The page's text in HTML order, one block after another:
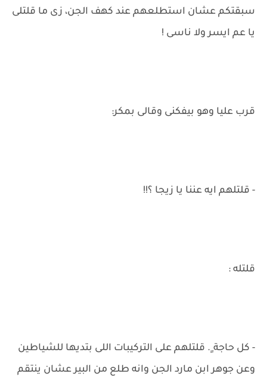
سبقتكم عشان استطلعهم عند كهف الجن، زى ما قلتلى
يا عم ايسر ولا ناسى !
قرب عليا وهو بيفكنى وقالى بمكر:
- قلتلهم ايه عننا يا زيجا ؟!!
قلتله :
- كل حاجة ٍ. قلتلهم على التركيبات اللى بتديها للشياطين
وعن جوهر ابن مارد الجن وانه طلع من البير عشان ينتقم